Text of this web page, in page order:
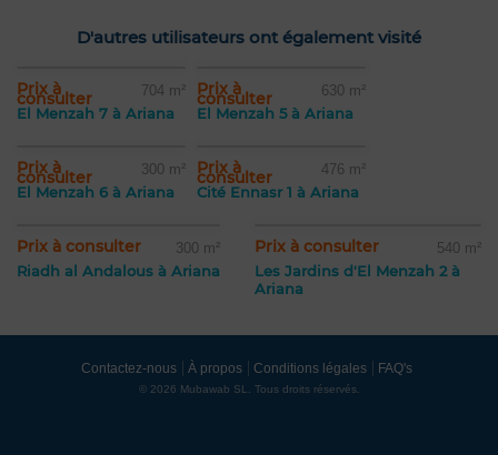
D'autres utilisateurs ont également visité
Prix à
consulter 704 m²
El Menzah 7 à Ariana
Prix à
consulter 630 m²
El Menzah 5 à Ariana
Prix à
consulter 300 m²
El Menzah 6 à Ariana
Prix à
consulter 476 m²
Cité Ennasr 1 à Ariana
Prix à consulter 300 m²
Riadh al Andalous à Ariana
Prix à consulter 540 m²
Les Jardins d'El Menzah 2 à
Ariana
Contactez-nous À propos Conditions légales FAQ's
© 2026 Mubawab SL. Tous droits réservés.